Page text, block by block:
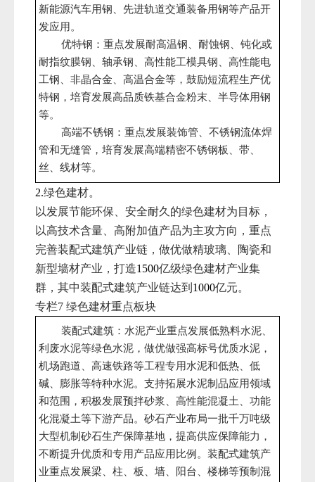
新能源汽车用钢、先进轨道交通装备用钢等产品开
发应用。
优特钢：重点发展耐高温钢、耐蚀钢、钝化或
耐指纹膜钢、轴承钢、高性能工模具钢、高性能电
工钢、非晶合金、高温合金等，鼓励短流程生产优
特钢，培育发展高品质铁基合金粉末、半导体用钢
等。
高端不锈钢：重点发展装饰管、不锈钢流体焊
管和无缝管，培育发展高端精密不锈钢板、带、
丝、线材等。
2.绿色建材。
以发展节能环保、安全耐久的绿色建材为目标，
以高技术含量、高附加值产品为主攻方向，重点
完善装配式建筑产业链，做优做精玻璃、陶瓷和
新型墙材产业，打造1500亿级绿色建材产业集
群，其中装配式建筑产业链达到 1000亿元。
专栏7 绿色建材重点板块
装配式建筑：水泥产业重点发展低熟料水泥、
利废水泥等绿色水泥，做优做强高标号优质水泥，
机场跑道、高速铁路等工程专用水泥和低热、低
碱、膨胀等特种水泥。支持拓展水泥制品应用领域
和范围，积极发展预拌砂浆、高性能混凝土、功能
化混凝土等下游产品。砂石产业布局一批千万吨级
大型机制砂石生产保障基地，提高供应保障能力，
不断提升优质和专用产品应用比例。装配式建筑产
业重点发展梁、柱、板、墙、阳台、楼梯等预制混